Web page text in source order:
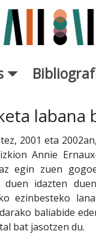
labana
2001 eta
Annie
egin zuen
duen idazten
ezinbesteko
baliabide
bat jasotzen du.